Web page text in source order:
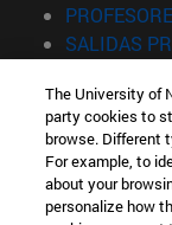
SALIDAS
Información
TFNO +34 943
¿QUÉ GRADO TE
¿QUÉ MÁSTER
The University of
party cookies to
browse. Different
For example, to
about your
personalize how